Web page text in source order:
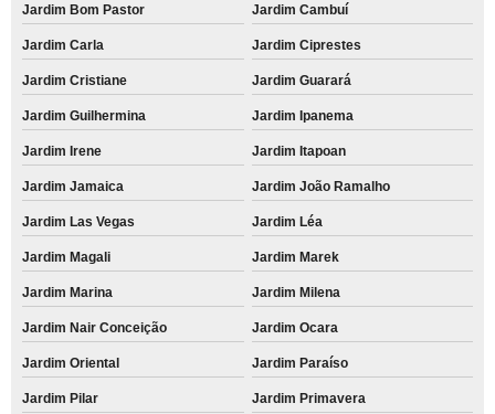
Jardim Bom Pastor Jardim Cambuí
Jardim Carla Jardim Ciprestes
Jardim Cristiane Jardim Guarará
Jardim Guilhermina Jardim Ipanema
Jardim Irene Jardim Itapoan
Jardim Jamaica Jardim João Ramalho
Jardim Las Vegas Jardim Léa
Jardim Magali Jardim Marek
Jardim Marina Jardim Milena
Jardim Nair Conceição Jardim Ocara
Jardim Oriental Jardim Paraíso
Jardim Pilar Jardim Primavera